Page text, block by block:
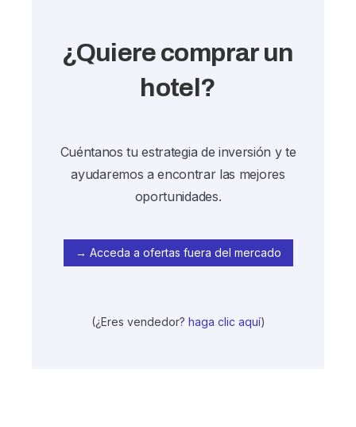
¿Quiere comprar un
hotel?
Cuéntanos tu estrategia de inversión y te
ayudaremos a encontrar las mejores
oportunidades.
→ Acceda a ofertas fuera del mercado
(¿Eres vendedor? haga clic aquí)